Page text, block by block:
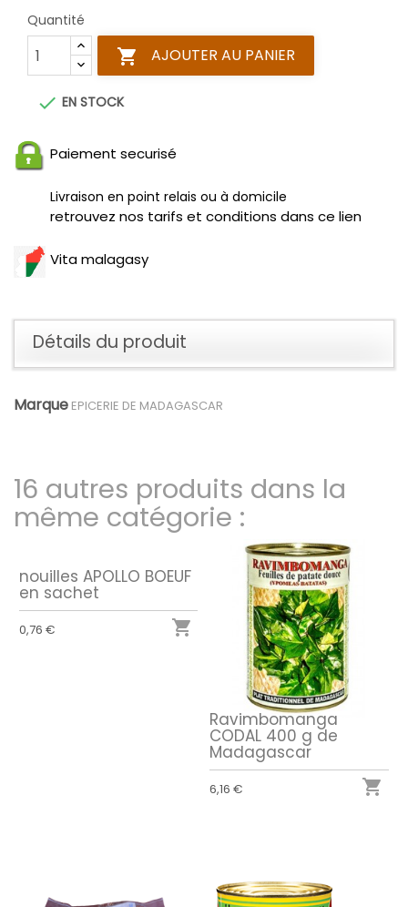
Quantité
 AJOUTER AU PANIER
 EN STOCK
Paiement securisé
Livraison en point relais ou à domicile
retrouvez nos tarifs et conditions dans ce lien
Vita malagasy
Détails du produit
Marque EPICERIE DE MADAGASCAR
16 autres produits dans la
même catégorie :
nouilles APOLLO BOEUF
en sachet
0,76 € 
Ravimbomanga
CODAL 400 g de
Madagascar
6,16 € 